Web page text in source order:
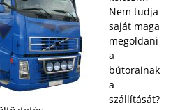
Nem tudja
saját maga
megoldani
a
bútorainak
a
szállítását?